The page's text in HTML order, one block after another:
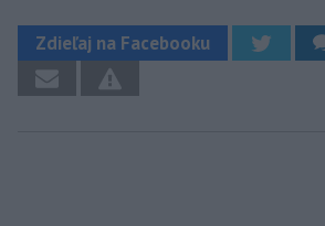
Zdieľaj na Facebooku